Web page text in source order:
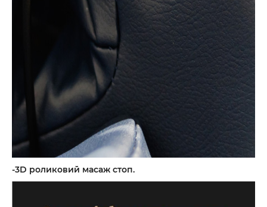
-3D роликовий масаж стоп.